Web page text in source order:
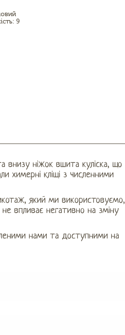
9
внизу ніжок вшита куліска, що
химерні кліщі з численними
який ми використовуємо,
впливає негативно на зміну
нами та доступними на